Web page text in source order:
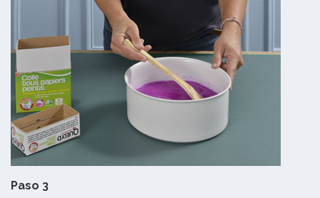
Paso 3